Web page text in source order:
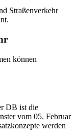
Straßenverkehr
können
DB ist die
vom 05. Februar
werden